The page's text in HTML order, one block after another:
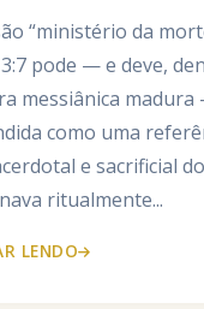
“ministério da
pode — e deve,
messiânica
como uma
e sacrificial
ritualmente...
LENDO